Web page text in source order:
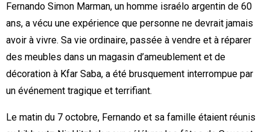
Fernando Simon Marman, un homme israélo argentin de 60
ans, a vécu une expérience que personne ne devrait jamais
avoir à vivre. Sa vie ordinaire, passée à vendre et à réparer
des meubles dans un magasin d’ameublement et de
décoration à Kfar Saba, a été brusquement interrompue par
un événement tragique et terrifiant.
Le matin du 7 octobre, Fernando et sa famille étaient réunis